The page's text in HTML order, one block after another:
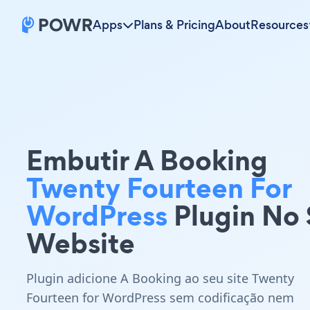
Apps Plans & PricingAboutResources
Embutir A Booking
Twenty Fourteen For
WordPress Plugin No
Website
Plugin adicione A Booking ao seu site Twenty
Fourteen for WordPress sem codificação nem